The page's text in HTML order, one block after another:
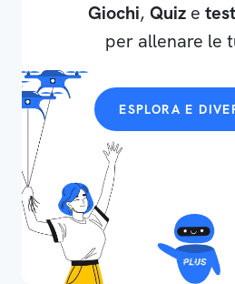
Giochi, Quize
per allenare le
ESPLORA E